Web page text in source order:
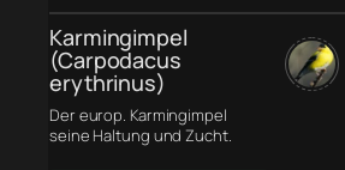
Karmingimpel
(Carpodacus
erythrinus)
Der europ. Karmingimpel
seine Haltung und Zucht.